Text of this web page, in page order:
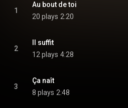
1
Au bout de toi
20 plays 2:20
2
Il suffit
12 plays 4:28
3
Ça naît
8 plays 2:48